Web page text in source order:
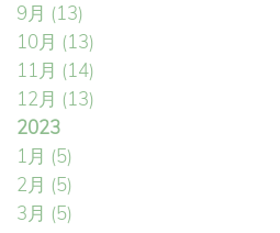
9月 (13)
10月 (13)
11月 (14)
12月 (13)
2023
1月 (5)
2月 (5)
3月 (5)